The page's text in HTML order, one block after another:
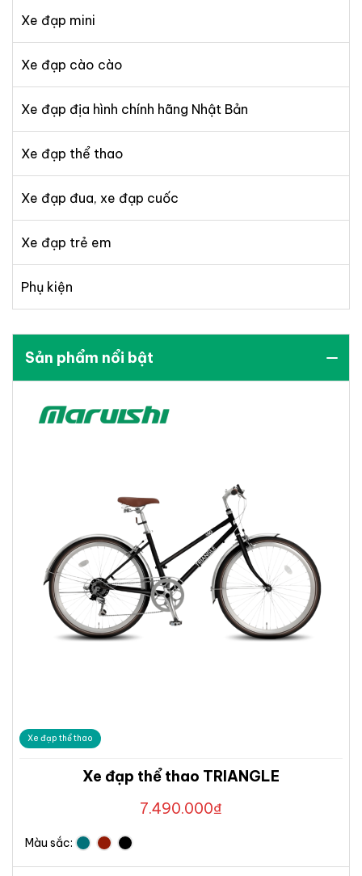
Xe đạp mini
Xe đạp cào cào
Xe đạp địa hình chính hãng Nhật Bản
Xe đạp thể thao
Xe đạp đua, xe đạp cuốc
Xe đạp trẻ em
Phụ kiện
Sản phẩm nổi bật
Xe đạp thể thao
Xe đạp thể thao TRIANGLE
7.490.000₫
Màu sắc: